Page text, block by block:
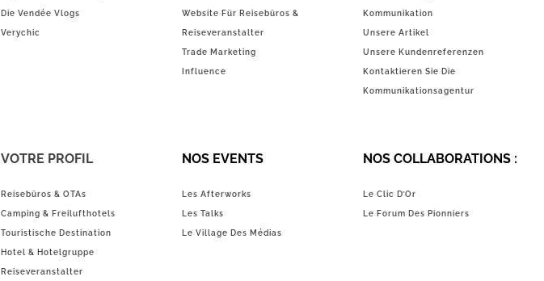
Die Vendée Vlogs
Verychic
Website Für Reisebüros &
Reiseveranstalter
Trade Marketing
Influence
Kommunikation
Unsere Artikel
Unsere Kundenreferenzen
Kontaktieren Sie Die
Kommunikationsagentur
VOTRE PROFIL
Reisebüros & OTAs
Camping & Freilufthotels
Touristische Destination
Hotel & Hotelgruppe
Reiseveranstalter
NOS EVENTS
Les Afterworks
Les Talks
Le Village Des Médias
NOS COLLABORATIONS :
Le Clic D’Or
Le Forum Des Pionniers